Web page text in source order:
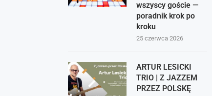
wszyscy goście —
poradnik krok po
kroku
25 czerwca 2026
ARTUR LESICKI
TRIO | Z JAZZEM
PRZEZ POLSKĘ